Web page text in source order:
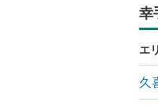
幸
エ
久